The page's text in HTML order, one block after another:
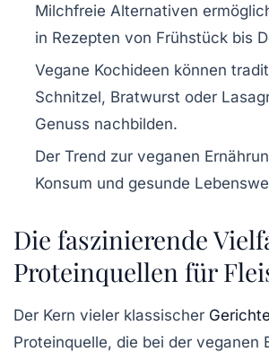
Milchfreie Alternativen
in Rezepten von Frühstück bis
Vegane Kochideen können
Schnitzel, Bratwurst oder
Genuss nachbilden.
Der Trend zur veganen
Konsum und gesunde
Die faszinierende
Proteinquellen für
Der Kern vieler klassischer Gerichte
Proteinquelle, die bei der veganen